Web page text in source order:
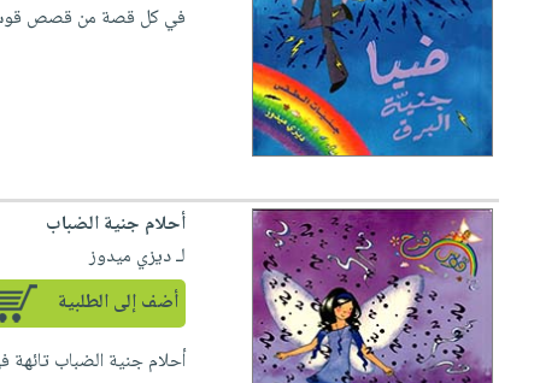
صابون
أطفال
مناسبات
فيديوهات
أسئلة
يتكرر
طرحها
خدمات
نيل
وفرات
انشر
كتابك
تواصل
معنا
التسوق
نشرة
الإصدارات
في كل قصة من قصص
أحلام جنية الضباب
لـ ديزي ميدوز
أضف إلى الطلبية
أحلام جنية الضباب